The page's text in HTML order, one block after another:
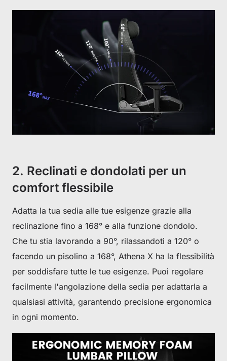
2. Reclinati e dondolati per un
comfort flessibile
Adatta la tua sedia alle tue esigenze grazie alla
reclinazione fino a 168° e alla funzione dondolo.
Che tu stia lavorando a 90°, rilassandoti a 120° o
facendo un pisolino a 168°, Athena X ha la flessibilità
per soddisfare tutte le tue esigenze. Puoi regolare
facilmente l'angolazione della sedia per adattarla a
qualsiasi attività, garantendo precisione ergonomica
in ogni momento.